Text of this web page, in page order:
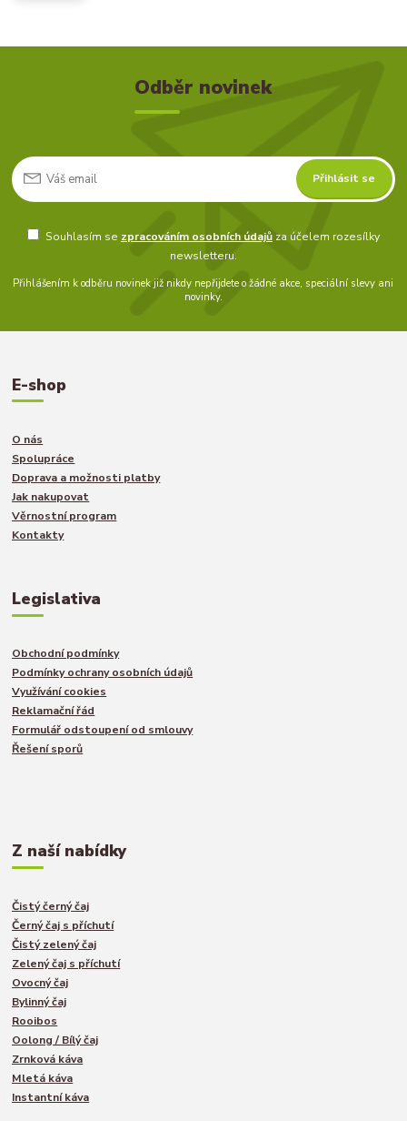
Odběr novinek
Přihlásit se
Souhlasím se zpracováním osobních údajůza účelem rozesílky
newsletteru.
Přihlášením k odběru novinek již nikdy nepřijdete o žádné akce, speciální slevy ani
novinky.
E-shop
O nás
Spolupráce
Doprava a možnosti platby
Jak nakupovat
Věrnostní program
Kontakty
Legislativa
Obchodní podmínky
Podmínky ochrany osobních údajů
Využívání cookies
Reklamační řád
Formulář odstoupení od smlouvy
Řešení sporů
Z naší nabídky
Čistý černý čaj
Černý čaj s příchutí
Čistý zelený čaj
Zelený čaj s příchutí
Ovocný čaj
Bylinný čaj
Rooibos
Oolong / Bílý čaj
Zrnková káva
Mletá káva
Instantní káva